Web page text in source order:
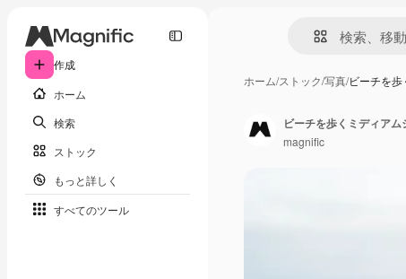
作成
ホーム
検索
ストック
もっと詳しく
すべてのツール
ホーム/ストック/写真/ビーチを歩
ビーチを歩くミディア
magnific